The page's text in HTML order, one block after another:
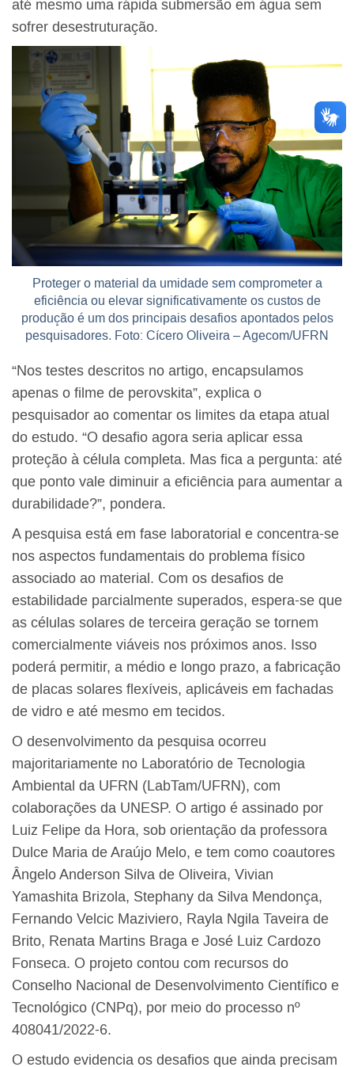
até mesmo uma rápida submersão em água sem
sofrer desestruturação.
Proteger o material da umidade sem comprometer a
eficiência ou elevar significativamente os custos de
produção é um dos principais desafios apontados pelos
pesquisadores. Foto: Cícero Oliveira – Agecom/UFRN
“Nos testes descritos no artigo, encapsulamos
apenas o filme de perovskita”, explica o
pesquisador ao comentar os limites da etapa atual
do estudo. “O desafio agora seria aplicar essa
proteção à célula completa. Mas fica a pergunta: até
que ponto vale diminuir a eficiência para aumentar a
durabilidade?”, pondera.
A pesquisa está em fase laboratorial e concentra-se
nos aspectos fundamentais do problema físico
associado ao material. Com os desafios de
estabilidade parcialmente superados, espera-se que
as células solares de terceira geração se tornem
comercialmente viáveis nos próximos anos. Isso
poderá permitir, a médio e longo prazo, a fabricação
de placas solares flexíveis, aplicáveis em fachadas
de vidro e até mesmo em tecidos.
O desenvolvimento da pesquisa ocorreu
majoritariamente no Laboratório de Tecnologia
Ambiental da UFRN (LabTam/UFRN), com
colaborações da UNESP. O artigo é assinado por
Luiz Felipe da Hora, sob orientação da professora
Dulce Maria de Araújo Melo, e tem como coautores
Ângelo Anderson Silva de Oliveira, Vivian
Yamashita Brizola, Stephany da Silva Mendonça,
Fernando Velcic Maziviero, Rayla Ngila Taveira de
Brito, Renata Martins Braga e José Luiz Cardozo
Fonseca. O projeto contou com recursos do
Conselho Nacional de Desenvolvimento Científico e
Tecnológico (CNPq), por meio do processo nº
408041/2022-6.
O estudo evidencia os desafios que ainda precisam